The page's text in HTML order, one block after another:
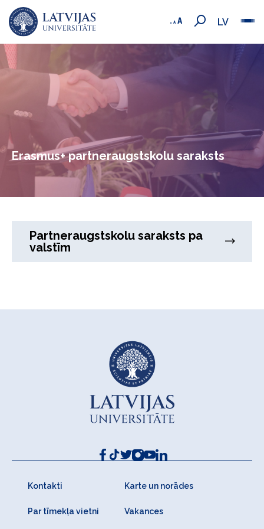
LV
Erasmus+ partneraugstskolu saraksts
Partneraugstskolu saraksts pa
valstīm
Kontakti Karte un norādes
Par tīmekļa vietni Vakances